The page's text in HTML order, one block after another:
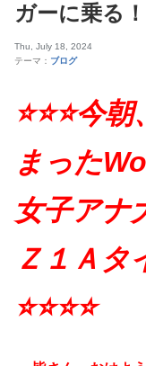
ガーに乗る
Thu, July 18, 2024
テーマ： ブログ
⭐️⭐️⭐️今
まった
女子アナ
Ｚ１Ａタ
⭐️⭐️⭐️⭐️